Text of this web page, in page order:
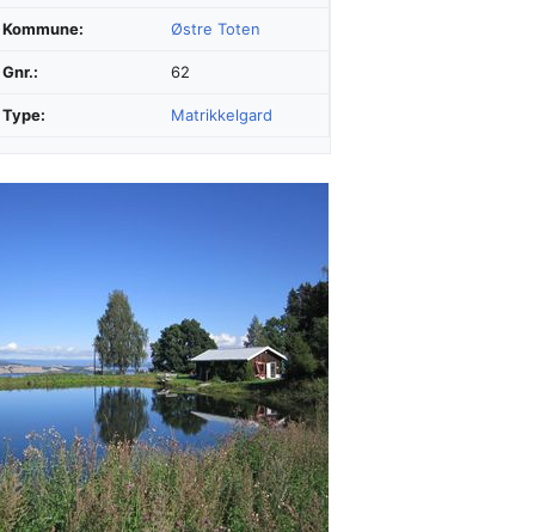
Kommune: Østre Toten
Gnr.: 62
Type: Matrikkelgard